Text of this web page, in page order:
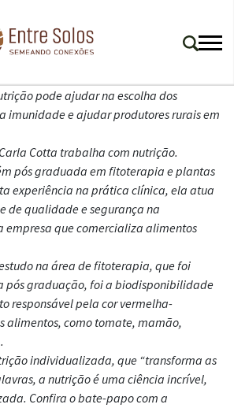
pode ajudar na escolha dos
imunidade e ajudar produtores rurais em
Cotta trabalha com nutrição.
pós graduada em fitoterapia e plantas
experiência na prática clínica, ela atua
de qualidade e segurança na
empresa que comercializa alimentos
na área de fitoterapia, que foi
pós graduação, foi a biodisponibilidade
responsável pela cor vermelha-
alimentos, como tomate, mamão,
individualizada, que “transforma as
a nutrição é uma ciência incrível,
Confira o bate-papo com a